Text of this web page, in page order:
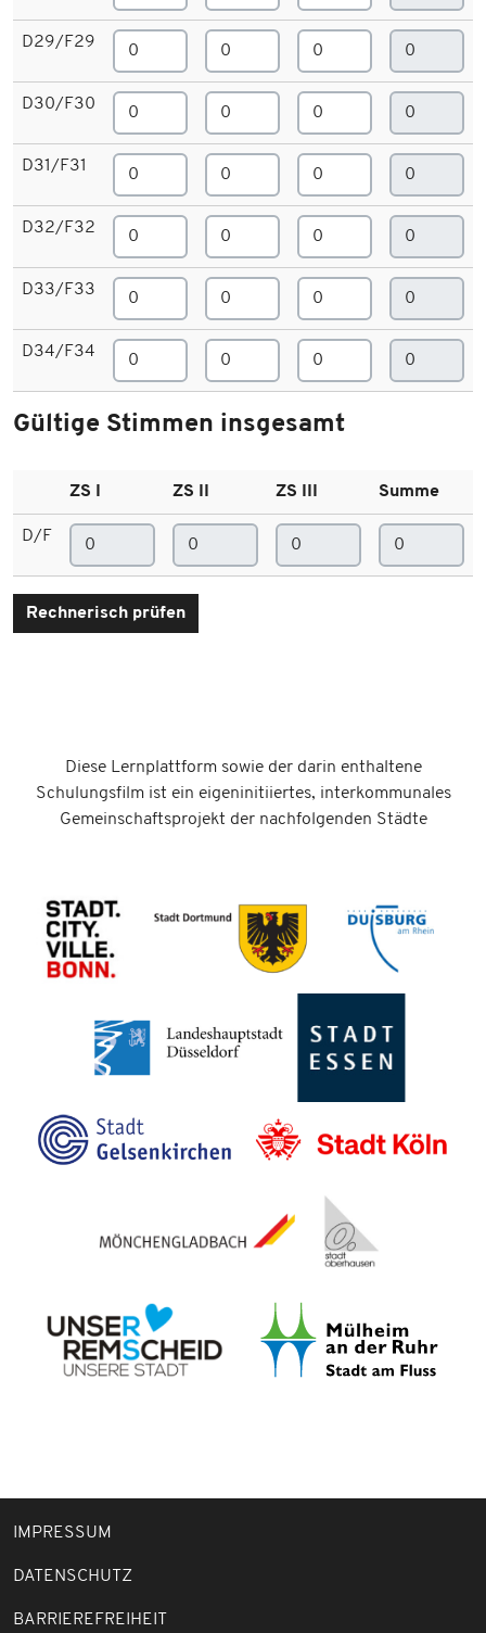
D29/F29
D30/F30
D31/F31
D32/F32
D33/F33
D34/F34
Gültige Stimmen insgesamt
ZS I ZS II ZS III Summe
D/F
Rechnerisch prüfen
Diese Lernplattform sowie der darin enthaltene
Schulungsfilm ist ein eigeninitiiertes, interkommunales
Gemeinschaftsprojekt der nachfolgenden Städte
IMPRESSUM
DATENSCHUTZ
BARRIEREFREIHEIT